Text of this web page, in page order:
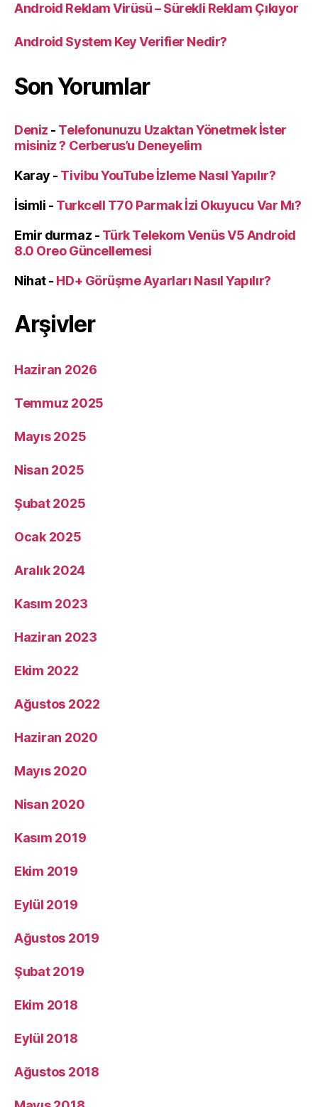
Android Reklam Virüsü – Sürekli Reklam Çıkıyor
Android System Key Verifier Nedir?
Son Yorumlar
Deniz - Telefonunuzu Uzaktan Yönetmek İster
misiniz ? Cerberus’u Deneyelim
Karay - Tivibu YouTube İzleme Nasıl Yapılır?
İsimli - Turkcell T70 Parmak İzi Okuyucu Var Mı?
Emir durmaz - Türk Telekom Venüs V5 Android
8.0 Oreo Güncellemesi
Nihat- HD+ Görüşme Ayarları Nasıl Yapılır?
Arşivler
Haziran 2026
Temmuz 2025
Mayıs 2025
Nisan 2025
Şubat 2025
Ocak 2025
Aralık 2024
Kasım 2023
Haziran 2023
Ekim 2022
Ağustos 2022
Haziran 2020
Mayıs 2020
Nisan 2020
Kasım 2019
Ekim 2019
Eylül 2019
Ağustos 2019
Şubat 2019
Ekim 2018
Eylül 2018
Ağustos 2018